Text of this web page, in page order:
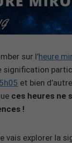
sur l’heure
signification
et bien
ces heures ne
!
vais explorer la